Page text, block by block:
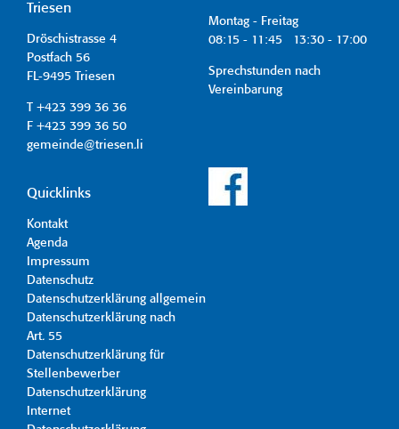
Triesen
Dröschistrasse 4
Postfach 56
FL-9495 Triesen
T +423 399 36 36
F +423 399 36 50
gemeinde@triesen.li
Montag - Freitag
08:15 - 11:45 13:30 - 17:00
Sprechstunden nach
Vereinbarung
Quicklinks
Kontakt
Agenda
Impressum
Datenschutz
Datenschutzerklärung allgemein
Datenschutzerklärung nach
Art. 55
Datenschutzerklärung für
Stellenbewerber
Datenschutzerklärung
Internet